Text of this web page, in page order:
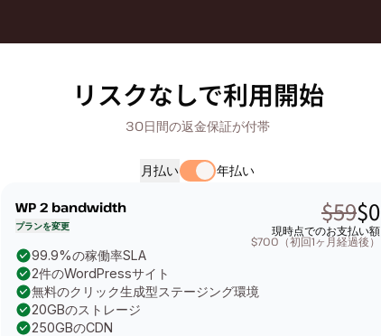
リスクなしで利用開始
30日間の返金保証が付帯
月払い 年払い
WP 2 bandwidth
プランを変更 $59$0
現時点でのお支払い額
$700（初回1ヶ月経過後）
99.9%の稼働率SLA
2件のWordPressサイト
無料のクリック生成型ステージング環境
20GBのストレージ
250GBのCDN